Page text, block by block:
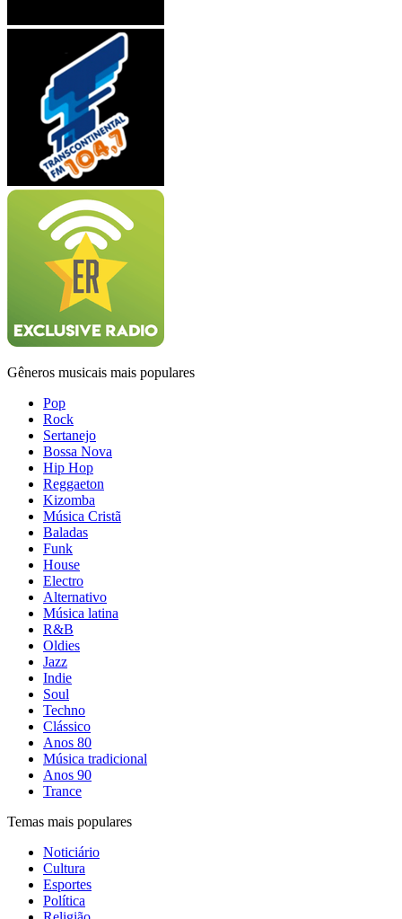
Gêneros musicais mais populares
Pop
Rock
Sertanejo
Bossa Nova
Hip Hop
Reggaeton
Kizomba
Música Cristã
Baladas
Funk
House
Electro
Alternativo
Música latina
R&B
Oldies
Jazz
Indie
Soul
Techno
Clássico
Anos 80
Música tradicional
Anos 90
Trance
Temas mais populares
Noticiário
Cultura
Esportes
Política